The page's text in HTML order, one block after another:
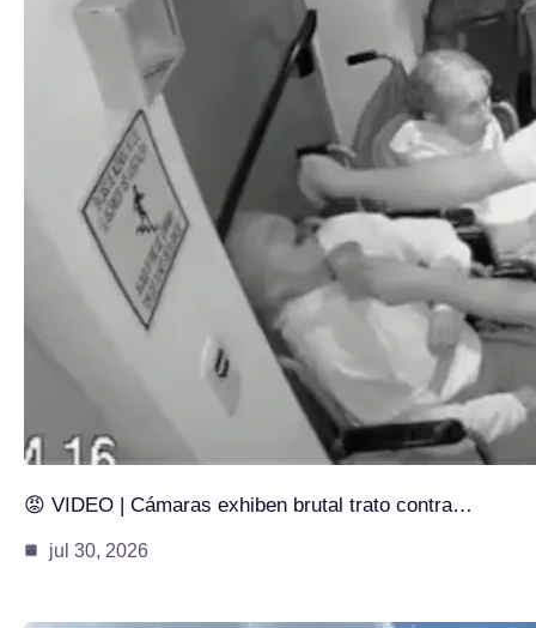
😡 VIDEO | Cámaras exhiben brutal trato contra…
jul 30, 2026